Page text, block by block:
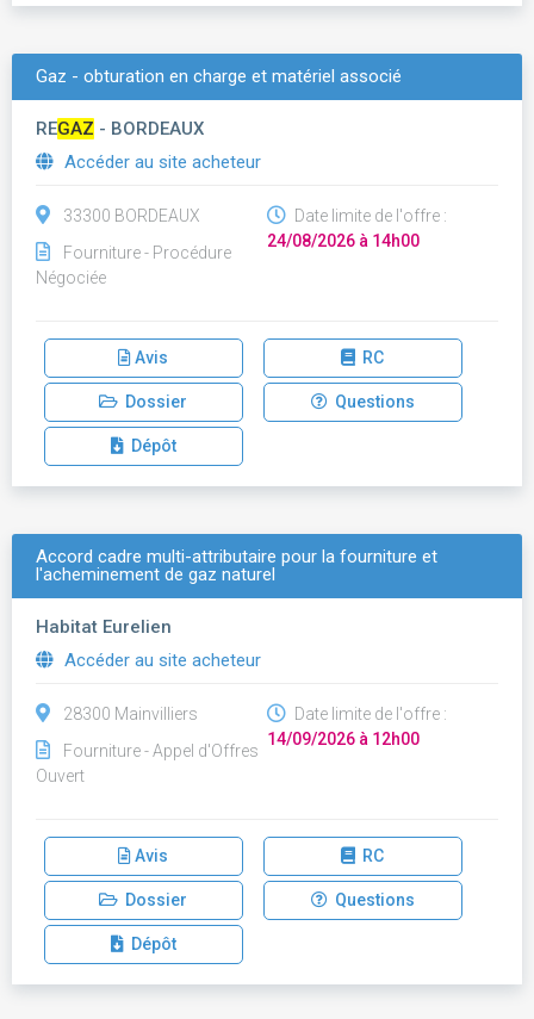
Gaz - obturation en charge et matériel associé
REGAZ - BORDEAUX
Accéder au site acheteur
33300 BORDEAUX
Fourniture - Procédure
Négociée
Date limite de l'offre :
24/08/2026 à 14h00
Avis RC
Dossier Questions
Dépôt
Accord cadre multi-attributaire pour la fourniture et
l'acheminement de gaz naturel
Habitat Eurelien
Accéder au site acheteur
28300 Mainvilliers
Fourniture - Appel d'Offres
Ouvert
Date limite de l'offre :
14/09/2026 à 12h00
Avis RC
Dossier Questions
Dépôt